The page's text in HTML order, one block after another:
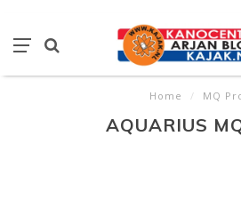
Home / MQ
AQUARIUS